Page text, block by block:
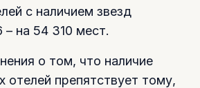
с наличием звезд
– на 54 310 мест.
о том, что наличие
отелей препятствует тому,